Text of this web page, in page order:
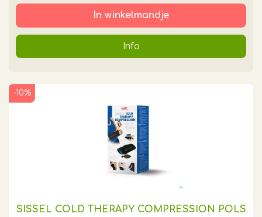
In winkelmandje
Info
SISSEL COLD THERAPY COMPRESSION POLS
-10%